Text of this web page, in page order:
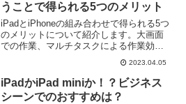
うことで得られる5つのメリット
iPadとiPhoneの組み合わせで得られる5つ
のメリットについて紹介します。大画面
での作業、マルチタスクによる作業効率
向上、iCloudによるデータ同期の容易さ
があります。iPadとiPhoneの相性は抜群
で、便利な生活を送るための必須アイテ
ムといえるでしょう。
2023.04.05
iPadかiPad miniか！？ビジネス
シーンでのおすすめは？